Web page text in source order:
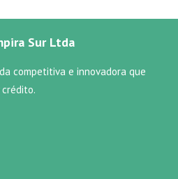
Sur Ltda
competitiva e innovadora que